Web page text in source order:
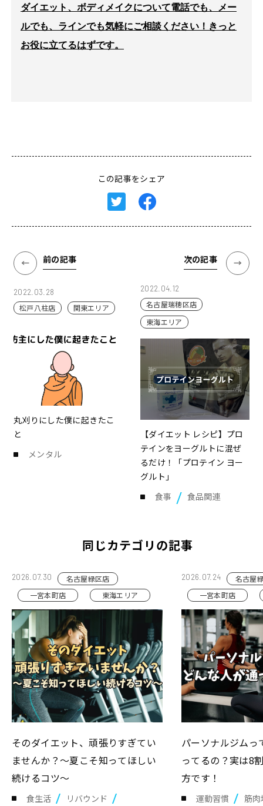
ダイエット、ボディメイクについて電話でも、メー
ルでも、ラインでも気軽にご相談ください！きっと
お役に立てるはずです。
この記事をシェア
前の記事
丸刈りにした僕に起きたこ
と
メンタル
2022.03.28
松戸八柱店 関東エリア
次の記事
【ダイエット レシピ】プロ
テインをヨーグルトに混ぜ
るだけ！「プロテイン ヨー
グルト」
食事
食品関連
2022.04.12
名古屋瑞穂区店
東海エリア
同じカテゴリの記事
2026.07.30
名古屋緑区店
一宮本町店
東海エリア
そのダイエット、頑張りすぎてい
ませんか？～夏こそ知ってほしい
続けるコツ～
食生活
リバウンド
2026.07.24
名古屋
一宮本町店
パーソナルジムっ
ってるの？実は8
方です！
運動習慣
筋肉